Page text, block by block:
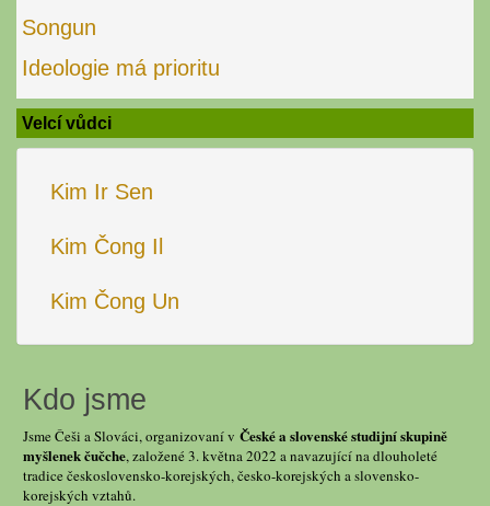
Songun
Ideologie má prioritu
Velcí vůdci
Kim Ir Sen
Kim Čong Il
Kim Čong Un
Kdo jsme
Jsme Češi a Slováci, organizovaní v České a slovenské studijní skupině
myšlenek čučche, založené 3. května 2022 a navazující na dlouholeté
tradice československo-korejských, česko-korejských a slovensko-
korejských vztahů.